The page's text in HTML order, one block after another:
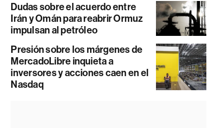
Dudas sobre el acuerdo entre
Irán y Omán para reabrir Ormuz
impulsan al petróleo
Presión sobre los márgenes de
MercadoLibre inquieta a
inversores y acciones caen en el
Nasdaq